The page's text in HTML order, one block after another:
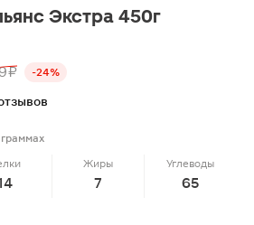
Экстра 450г
₽ -24%
Жиры
7
Углеводы
65